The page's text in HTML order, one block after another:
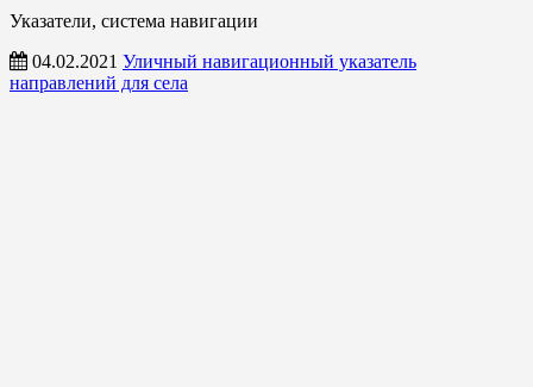
Указатели, система навигации
04.02.2021 Уличный навигационный указатель
направлений для села